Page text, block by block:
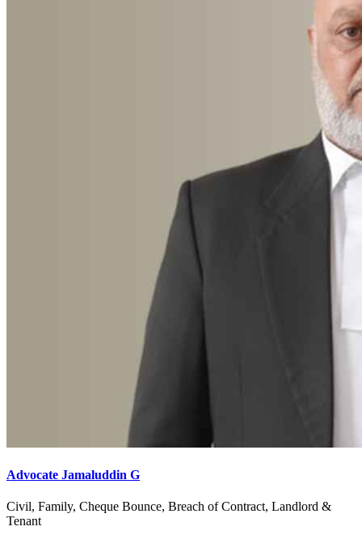
Advocate Jamaluddin G
Civil, Family, Cheque Bounce, Breach of Contract, Landlord &
Tenant